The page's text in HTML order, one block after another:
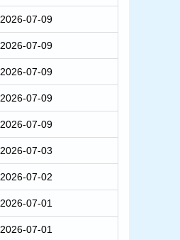
2026-07-09
2026-07-09
2026-07-09
2026-07-09
2026-07-09
2026-07-03
2026-07-02
2026-07-01
2026-07-01